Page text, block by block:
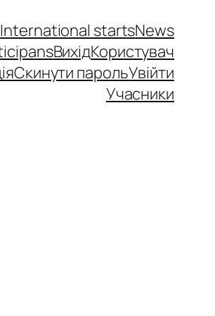
International startsNews
ВихідКористувач
Скинути парольУвійти
Учасники